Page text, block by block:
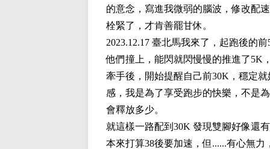
的意念，寫進我微弱的腦波，修改配
栓緊了，才肯善罷甘休。
2023.12.17 臺北馬我來了，起跑後的
他們撞上，能閃就閃慢慢的推進了5K
牽手後，開始提醒自己前30K，穩定
感，我是為了享受跑步的快樂，不是
會釋放多少。
就這樣一路配到30K 發現雙腳好像還
本來打算38後要加速，但......有心無